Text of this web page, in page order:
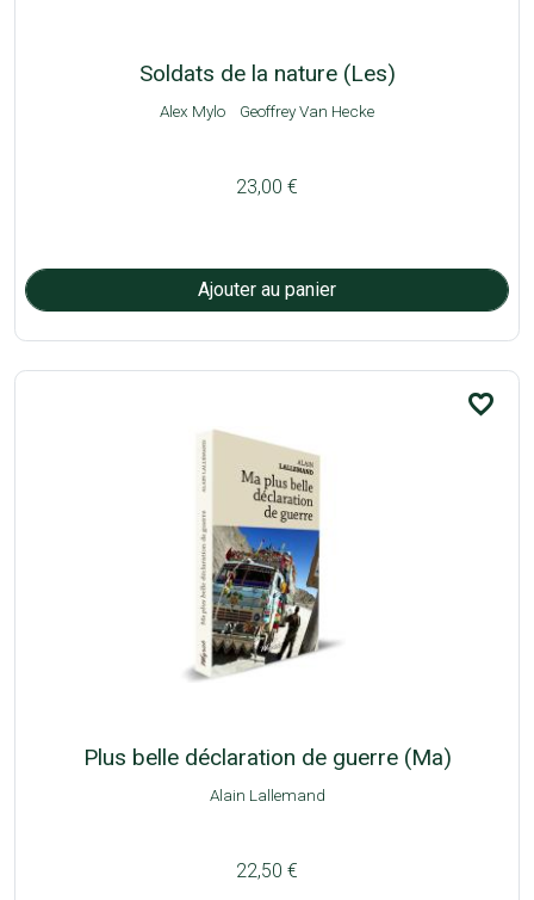
Soldats de la nature (Les)
Alex Mylo Geoffrey Van Hecke
23,00 €
favorite_border
Plus belle déclaration de guerre (Ma)
Alain Lallemand
22,50 €